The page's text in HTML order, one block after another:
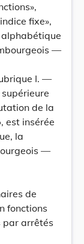
fixe»,
alphabétique
—
I. —
de la
est insérée
la
—
de
fonctions
par arrêtés